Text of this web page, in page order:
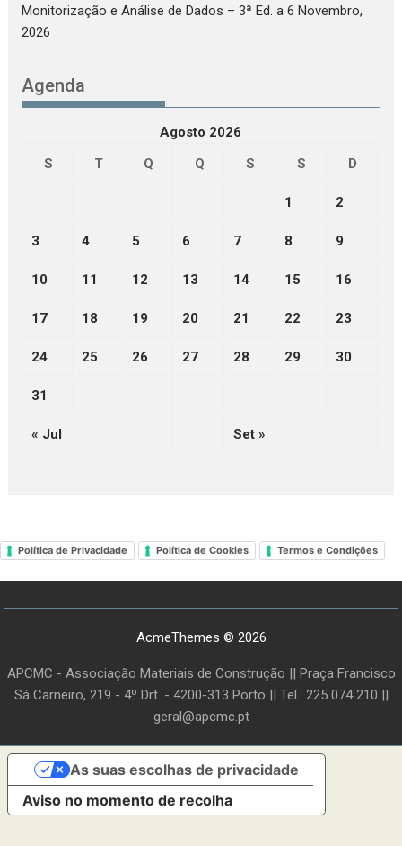
Monitorização e Análise de Dados – 3ª Ed. a 6 Novembro,
2026
Agenda
Agosto 2026
S
T Q Q S S D
1 2
3 4 5 6 7 8 9
10 11 12 13 14 15 16
17 18 19 20 21 22 23
24 25 26 27 28 29 30
31
« Jul Set »
Política de Privacidade Política de Cookies Termos e Condições
AcmeThemes © 2026
APCMC - Associação Materiais de Construção || Praça Francisco
Sá Carneiro, 219 - 4º Drt. - 4200-313 Porto || Tel.: 225 074 210 ||
geral@apcmc.pt
Aviso no momento de recolha
As suas escolhas de privacidade